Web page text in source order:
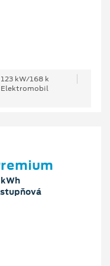
123 kW/168 k
Elektromobil